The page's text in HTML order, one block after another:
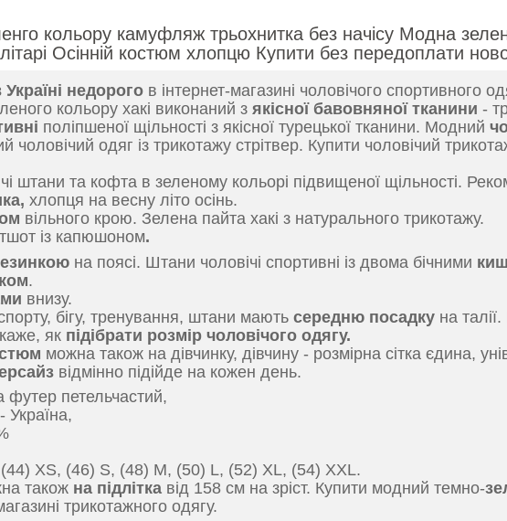
кольору камуфляж трьохнитка без начісу Модна
Осінній костюм хлопцю Купити без передоплати
недорого в інтернет-магазині чоловічого спортивного
кольору хакі виконаний з якісної бавовняної тканини -
поліпшеної щільності з якісної турецької тканини. Модний
чоловічий одяг із трикотажу стрітвер. Купити чоловічий
штани та кофта в зеленому кольорі підвищеної щільності.
хлопця на весну літо осінь.
вільного крою. Зелена пайта хакі з натурального трикотажу.
із капюшоном.
на поясі. Штани чоловічі спортивні із двома бічними
.
внизу.
бігу, тренування, штани мають середню посадку на
як підібрати розмір чоловічого одягу.
можна також на дівчинку, дівчину - розмірна сітка єдина,
відмінно підійде на кожен день.
футер петельчастий,
Україна,
(44) XS, (46) S, (48) M, (50) L, (52) XL, (54) ХХL.
також на підлітка від 158 см на зріст. Купити модний темно-
трикотажного одягу.